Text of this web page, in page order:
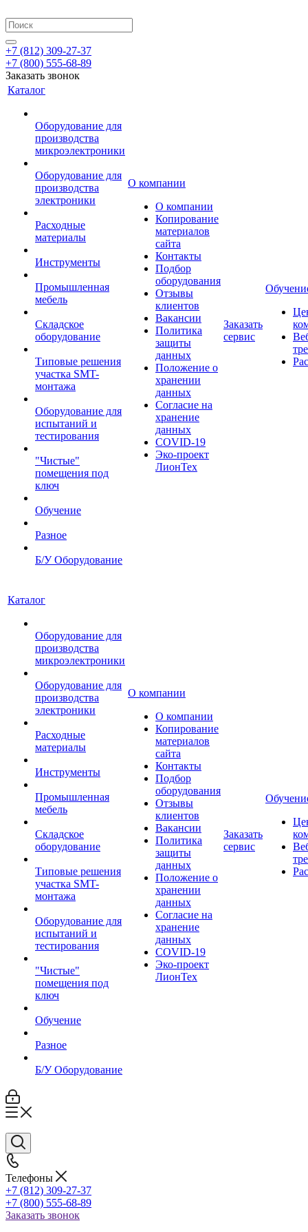
+7 (812) 309-27-37
+7 (800) 555-68-89
Заказать звонок
Каталог
Оборудование для
производства
микроэлектроники
Оборудование для
производства
электроники
Расходные
материалы
Инструменты
Промышленная
мебель
Складское
оборудование
Типовые решения
участка SMT-
монтажа
Оборудование для
испытаний и
тестирования
"Чистые"
помещения под
ключ
Обучение
Разное
Б/У Оборудование
О компании
О компании
Копирование
материалов
сайта
Контакты
Подбор
оборудования
Отзывы
клиентов
Вакансии
Политика
защиты
данных
Положение о
хранении
данных
Согласие на
хранение
данных
COVID-19
Эко-проект
ЛионТех
Заказать
сервис
Каталог
Оборудование для
производства
микроэлектроники
Оборудование для
производства
электроники
Расходные
материалы
Инструменты
Промышленная
мебель
Складское
оборудование
Типовые решения
участка SMT-
монтажа
Оборудование для
испытаний и
тестирования
"Чистые"
помещения под
ключ
Обучение
Разное
Б/У Оборудование
О компании
О компании
Копирование
материалов
сайта
Контакты
Подбор
оборудования
Отзывы
клиентов
Вакансии
Политика
защиты
данных
Положение о
хранении
данных
Согласие на
хранение
данных
COVID-19
Эко-проект
ЛионТех
Заказать
сервис
Телефоны
+7 (812) 309-27-37
+7 (800) 555-68-89
Заказать звонок